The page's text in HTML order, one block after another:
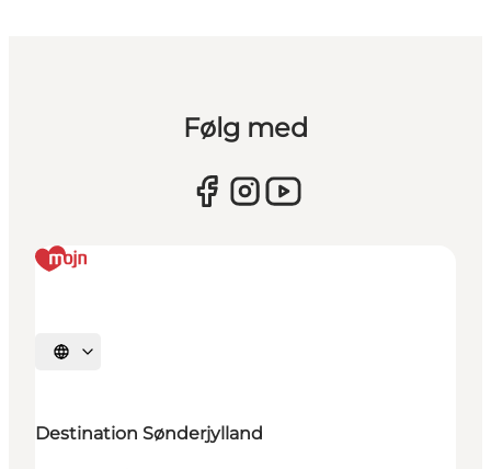
Følg med
Vælg sprog
Destination Sønderjylland